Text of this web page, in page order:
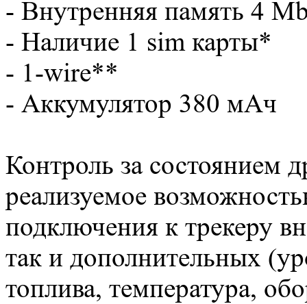
- Внутренняя память 4
- Наличие 1 sim карты*
- 1-wire**
- Аккумулятор 380 мАч
Контроль за состоянием
реализуемое
подключения к трекеру
так и дополнительных
топлива, температура,